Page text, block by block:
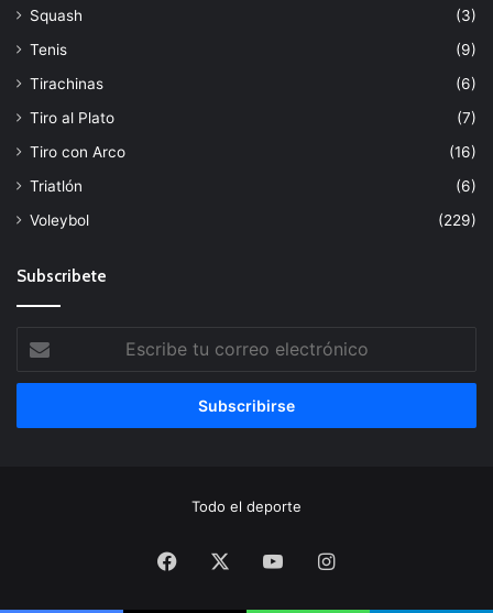
Squash
(3)
Tenis
(9)
Tirachinas
(6)
Tiro al Plato
(7)
Tiro con Arco
(16)
Triatlón
(6)
Voleybol
(229)
Subscribete
tu
correo
Todo el deporte
Facebook YouTubeInstagram